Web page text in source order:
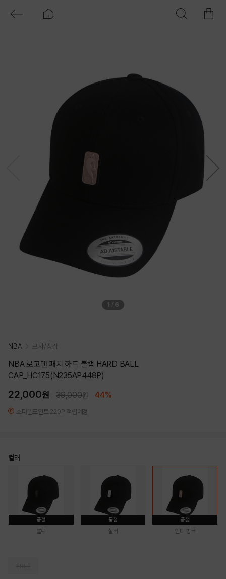
1 / 6
NBA 모자/장갑
NBA 로고맨 패치 하드 볼캡 HARD BALL
CAP_HC175(N235AP448P)
22,000원 39,000원 44%
스타일포인트 220P 적립예정
컬러
품절
블랙
품절
실버
품절
인디 핑크